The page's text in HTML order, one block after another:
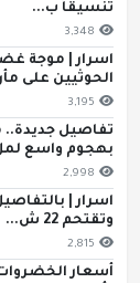
تنسيقاً ب...
3,348
اسرار | موجة
الحوثيين على
3,195
تفاصيل
بهجوم واسع
2,998
اسرار |
وتقتحم 22 ش...
2,815